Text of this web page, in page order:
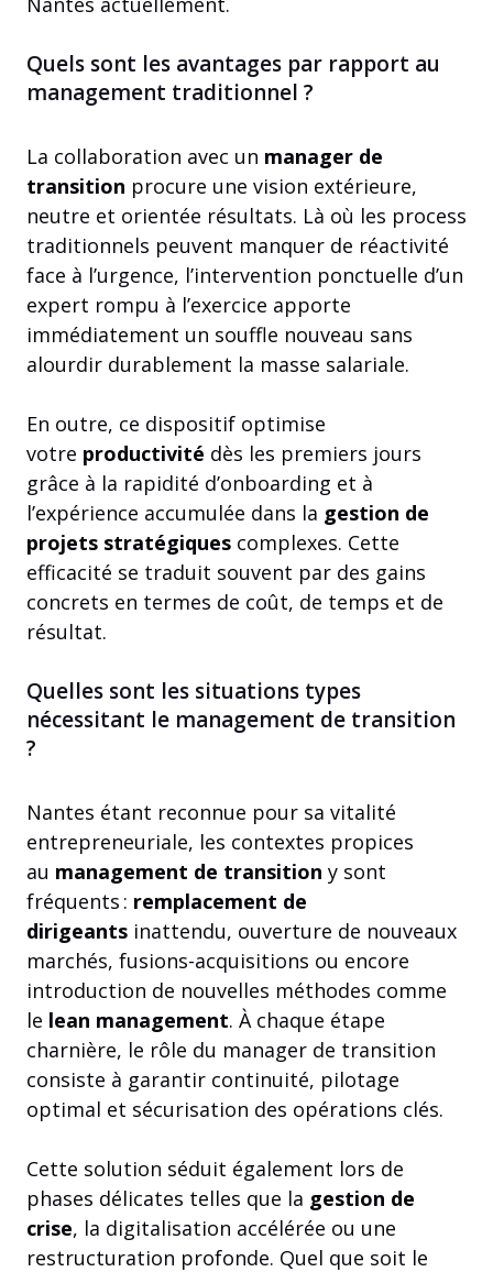
Quels sont les avantages par rapport au
management traditionnel ?
La collaboration avec un manager de
transition procure une vision extérieure,
neutre et orientée résultats. Là où les process
traditionnels peuvent manquer de réactivité
face à l’urgence, l’intervention ponctuelle d’un
expert rompu à l’exercice apporte
immédiatement un souffle nouveau sans
alourdir durablement la masse salariale.
En outre, ce dispositif optimise
votre productivité dès les premiers jours
grâce à la rapidité d’onboarding et à
l’expérience accumulée dans la gestion de
projets stratégiques complexes. Cette
efficacité se traduit souvent par des gains
concrets en termes de coût, de temps et de
résultat.
Quelles sont les situations types
nécessitant le management de transition
?
Nantes étant reconnue pour sa vitalité
entrepreneuriale, les contextes propices
au management de transition y sont
fréquents : remplacement de
dirigeants inattendu, ouverture de nouveaux
marchés, fusions-acquisitions ou encore
introduction de nouvelles méthodes comme
le lean management. À chaque étape
charnière, le rôle du manager de transition
consiste à garantir continuité, pilotage
optimal et sécurisation des opérations clés.
Cette solution séduit également lors de
phases délicates telles que la gestion de
crise, la digitalisation accélérée ou une
restructuration profonde. Quel que soit le